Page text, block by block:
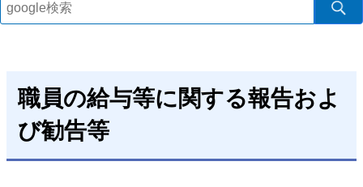
職員の給与等に関する報告およ
び勧告等